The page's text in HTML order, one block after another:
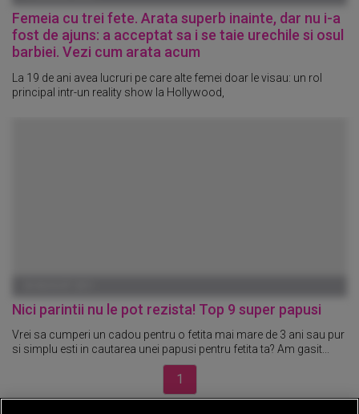
Femeia cu trei fete. Arata superb inainte, dar nu i-a
fost de ajuns: a acceptat sa i se taie urechile si osul
barbiei. Vezi cum arata acum
La 19 de ani avea lucruri pe care alte femei doar le visau: un rol
principal intr-un reality show la Hollywood,
Nici parintii nu le pot rezista! Top 9 super papusi
Vrei sa cumperi un cadou pentru o fetita mai mare de 3 ani sau pur
si simplu esti in cautarea unei papusi pentru fetita ta? Am gasit...
1